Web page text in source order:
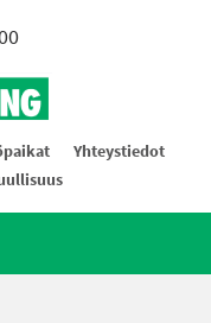
Yhteystiedot